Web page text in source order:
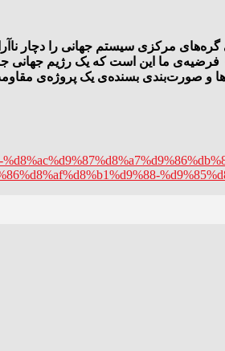
را دارد، اما ارزش آن را دارد که قدمی به عقب برداریم و آنها را در